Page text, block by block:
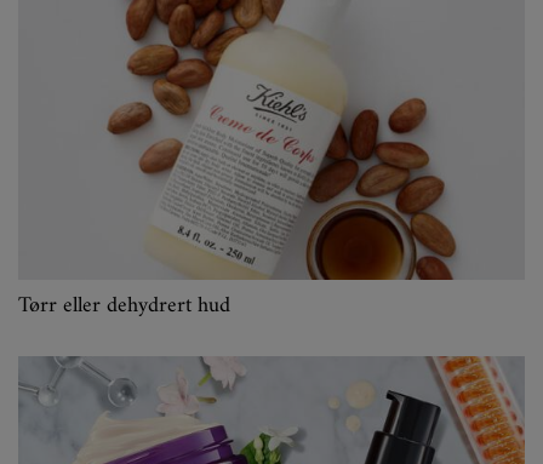
Tørr eller dehydrert hud